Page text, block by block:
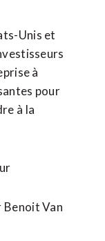
Unis et
à
pour
à la
Benoit Van